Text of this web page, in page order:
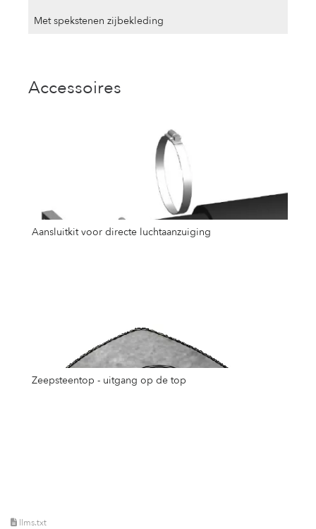
Met spekstenen zijbekleding
Accessoires
Aansluitkit voor directe luchtaanzuiging
Zeepsteentop - uitgang op de top
llms.txt